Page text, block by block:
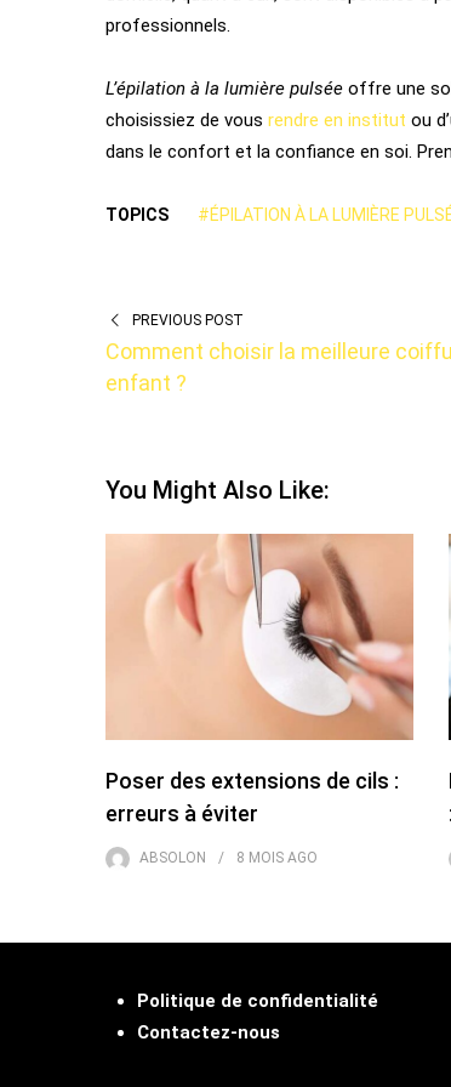
professionnels.
L’épilation à la lumière pulsée offre une
choisissiez de vous rendre en institut ou
dans le confort et la confiance en soi.
TOPICS #ÉPILATION À LA LUMIÈRE
PREVIOUS POST
Comment choisir la meilleure
enfant ?
You Might Also Like:
Poser des extensions de cils :
erreurs à éviter
ABSOLON 8 MOIS AGO
Politique de confidentialité
Contactez-nous